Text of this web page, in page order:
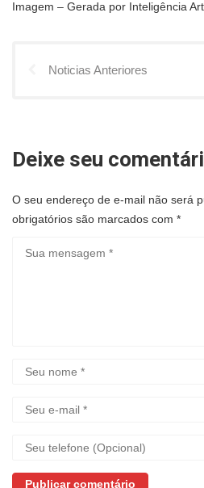
Imagem – Gerada por Inteligência
Noticias Anteriores
Deixe seu
O seu endereço de e-mail não será
obrigatórios são marcados com *